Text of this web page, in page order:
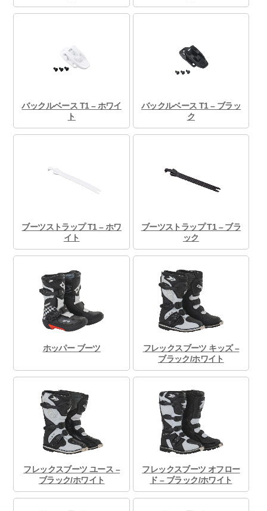
バックルベース T1 – ホワイ
ト
バックルベース T1 – ブラッ
ク
ブーツストラップ T1 – ホワ
イト
ブーツストラップ T1 – ブラ
ック
ホッパー ブーツ
フレックスブーツ キッズ –
ブラック/ホワイト
フレックスブーツ ユース –
ブラック/ホワイト
フレックスブーツ オフロー
ド – ブラック/ホワイト